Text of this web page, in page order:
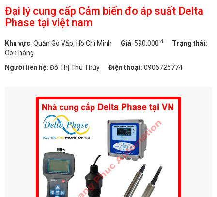
Đại lý cung cấp Cảm biến đo áp suất Delta
Phase tại việt nam
Khu vực: Quận Gò Vấp, Hồ Chí Minh Giá: 590.000 đ
Trạng thái:
Còn hàng
Người liên hệ: Đỗ Thị Thu Thúy Điện thoại: 0906725774